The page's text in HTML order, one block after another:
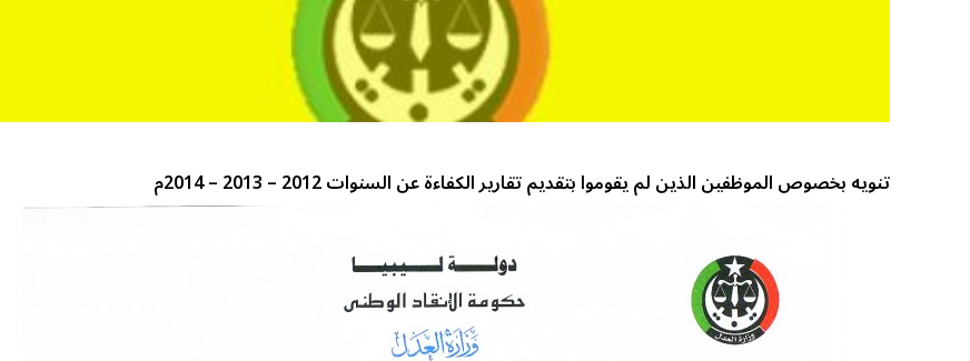
تنويه بخصوص الموظفين الذين لم يقوموا بتقديم تقارير الكفاءة عن السنوات 2012 – 2013 – 2014م